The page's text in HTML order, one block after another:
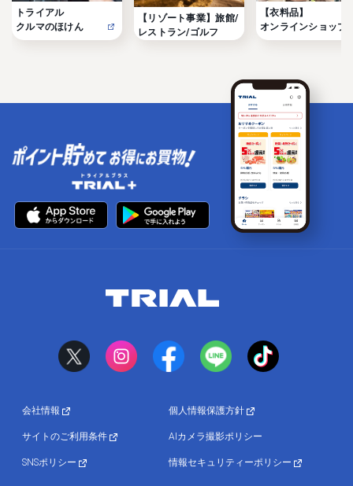
トライアル
クルマのほけん
【リゾート事業】旅館/
レストラン/ゴルフ
【衣料品】
オンラインショップ
会社情報 個人情報保護方針
サイトのご利用条件 AIカメラ撮影ポリシー
SNSポリシー 情報セキュリティーポリシー